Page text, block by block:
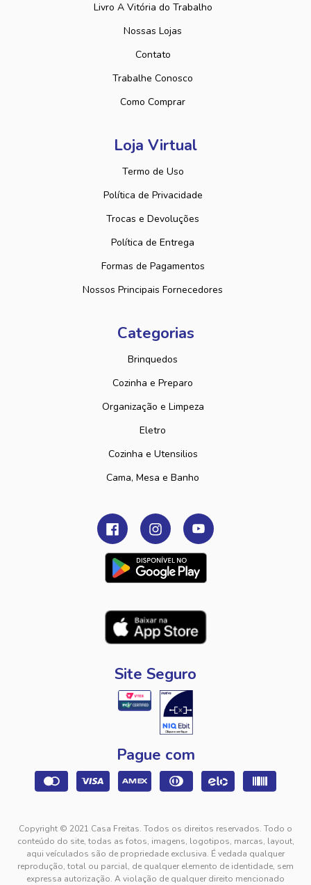
Livro A Vitória do Trabalho
Nossas Lojas
Contato
Trabalhe Conosco
Como Comprar
Loja Virtual
Termo de Uso
Política de Privacidade
Trocas e Devoluções
Política de Entrega
Formas de Pagamentos
Nossos Principais Fornecedores
Categorias
Brinquedos
Cozinha e Preparo
Organização e Limpeza
Eletro
Cozinha e Utensilios
Cama, Mesa e Banho
Site Seguro
Pague com
Copyright © 2021 Casa Freitas. Todos os direitos reservados. Todo o
conteúdo do site, todas as fotos, imagens, logotipos, marcas, layout,
aqui veículados são de propriedade exclusiva. É vedada qualquer
reprodução, total ou parcial, de qualquer elemento de identidade, sem
expressa autorização. A violação de qualquer direito mencionado